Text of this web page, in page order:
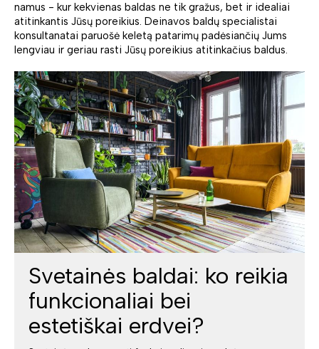
namus - kur kekvienas baldas ne tik gražus, bet ir idealiai
atitinkantis Jūsų poreikius. Deinavos baldų specialistai
konsultanatai paruošė keletą patarimų padėsiančių Jums
lengviau ir geriau rasti Jūsų poreikius atitinkačius baldus.
Svetainės baldai: ko reikia
funkcionaliai bei
estetiškai erdvei?